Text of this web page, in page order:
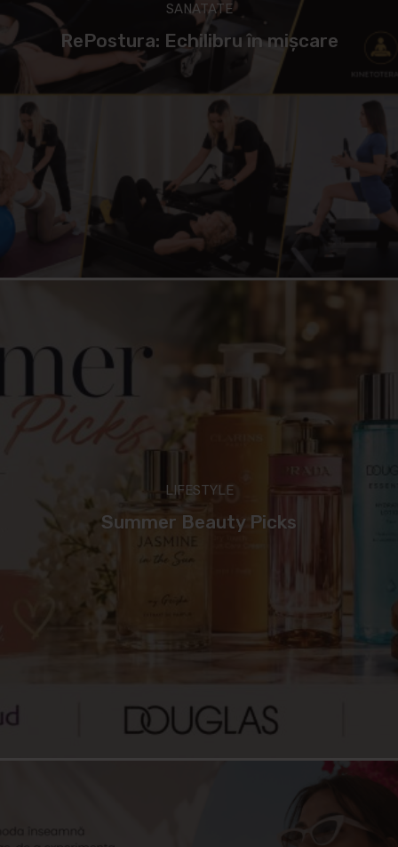
SANATATE
RePostura: Echilibru în mișcare
LIFESTYLE
Summer Beauty Picks